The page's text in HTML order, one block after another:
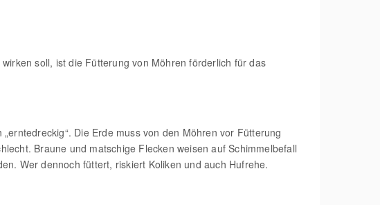
soll, ist die Fütterung von Möhren förderlich für das
Die Erde muss von den Möhren vor Fütterung
Braune und matschige Flecken weisen auf Schimmelbefall
Wer dennoch füttert, riskiert Koliken und auch Hufrehe.